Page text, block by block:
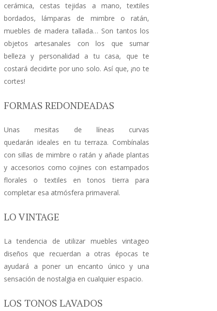
cerámica, cestas tejidas a mano, textiles
bordados, lámparas de mimbre o ratán,
muebles de madera tallada… Son tantos los
objetos artesanales con los que sumar
belleza y personalidad a tu casa, que te
costará decidirte por uno solo. Así que, ¡no te
cortes!
FORMAS REDONDEADAS
Unas mesitas de líneas curvas
quedarán ideales en tu terraza. Combínalas
con sillas de mimbre o ratán y añade plantas
y accesorios como cojines con estampados
florales o textiles en tonos tierra para
completar esa atmósfera primaveral.
LO VINTAGE
La tendencia de utilizar muebles vintageo
diseños que recuerdan a otras épocas te
ayudará a poner un encanto único y una
sensación de nostalgia en cualquier espacio.
LOS TONOS LAVADOS